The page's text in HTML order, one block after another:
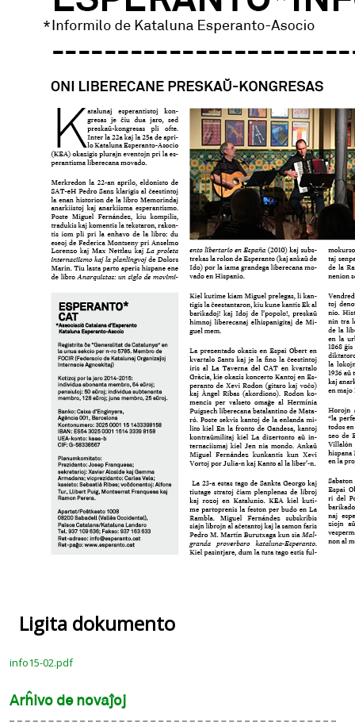
Ligita dokumento
info15-02.pdf
Arĥivo de novaĵoj